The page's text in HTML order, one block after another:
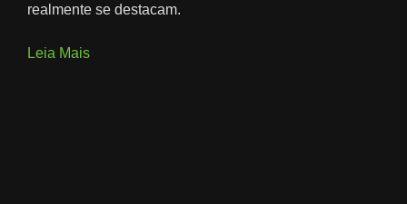
realmente se destacam.
Leia Mais